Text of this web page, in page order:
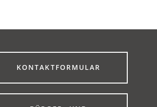
KONTAKTFORMULAR